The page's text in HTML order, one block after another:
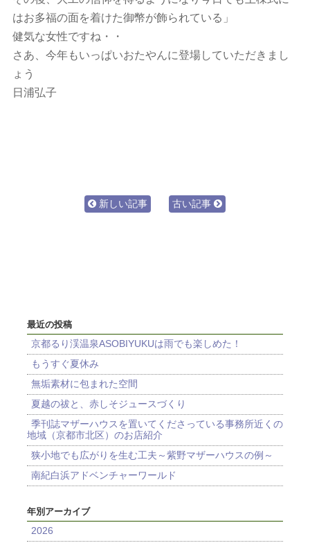
はお多福の面を着けた御幣が飾られている」
健気な女性ですね・・
さあ、今年もいっぱいおたやんに登場していただきまし
ょう
日浦弘子
新しい記事 古い記事
最近の投稿
京都るり渓温泉ASOBIYUKUは雨でも楽しめた！
もうすぐ夏休み
無垢素材に包まれた空間
夏越の祓と、赤しそジュースづくり
季刊誌マザーハウスを置いてくださっている事務所近くの
地域（京都市北区）のお店紹介
狭小地でも広がりを生む工夫～紫野マザーハウスの例～
南紀白浜アドベンチャーワールド
年別アーカイブ
2026